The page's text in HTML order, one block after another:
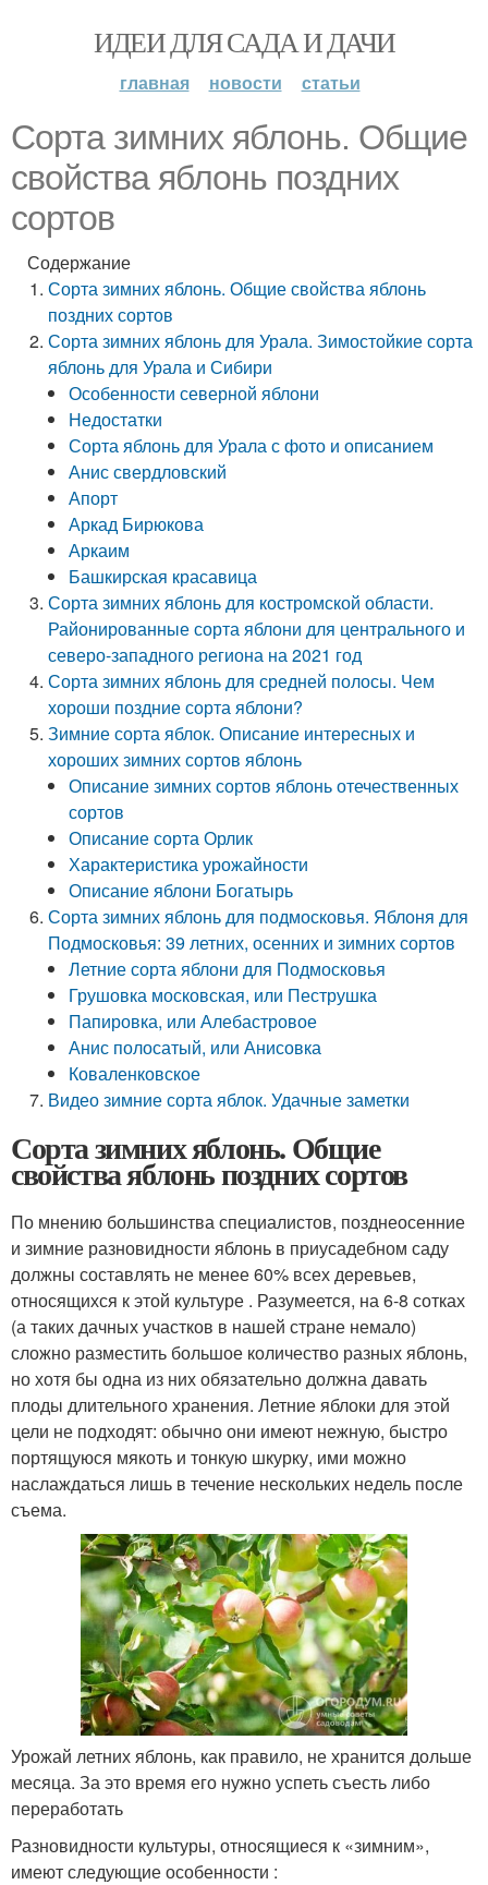
ИДЕИ ДЛЯ САДА И ДАЧИ
главная новости статьи
Сорта зимних яблонь. Общие
свойства яблонь поздних
сортов
Содержание
Сорта зимних яблонь. Общие свойства яблонь
поздних сортов
Сорта зимних яблонь для Урала. Зимостойкие сорта
яблонь для Урала и Сибири
Особенности северной яблони
Недостатки
Сорта яблонь для Урала с фото и описанием
Анис свердловский
Апорт
Аркад Бирюкова
Аркаим
Башкирская красавица
Сорта зимних яблонь для костромской области.
Районированные сорта яблони для центрального и
северо-западного региона на 2021 год
Сорта зимних яблонь для средней полосы. Чем
хороши поздние сорта яблони?
Зимние сорта яблок. Описание интересных и
хороших зимних сортов яблонь
Описание зимних сортов яблонь отечественных
сортов
Описание сорта Орлик
Характеристика урожайности
Описание яблони Богатырь
Сорта зимних яблонь для подмосковья. Яблоня для
Подмосковья: 39 летних, осенних и зимних сортов
Летние сорта яблони для Подмосковья
Грушовка московская, или Пеструшка
Папировка, или Алебастровое
Анис полосатый, или Анисовка
Коваленковское
Видео зимние сорта яблок. Удачные заметки
Сорта зимних яблонь. Общие
свойства яблонь поздних сортов
По мнению большинства специалистов, позднеосенние
и зимние разновидности яблонь в приусадебном саду
должны составлять не менее 60% всех деревьев,
относящихся к этой культуре . Разумеется, на 6-8 сотках
(а таких дачных участков в нашей стране немало)
сложно разместить большое количество разных яблонь,
но хотя бы одна из них обязательно должна давать
плоды длительного хранения. Летние яблоки для этой
цели не подходят: обычно они имеют нежную, быстро
портящуюся мякоть и тонкую шкурку, ими можно
наслаждаться лишь в течение нескольких недель после
съема.
Урожай летних яблонь, как правило, не хранится дольше
месяца. За это время его нужно успеть съесть либо
переработать
Разновидности культуры, относящиеся к «зимним»,
имеют следующие особенности :